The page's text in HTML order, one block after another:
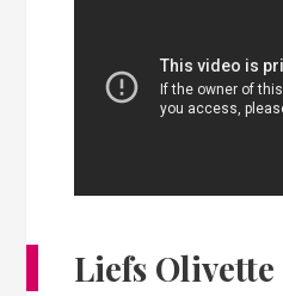
Liefs Olivette